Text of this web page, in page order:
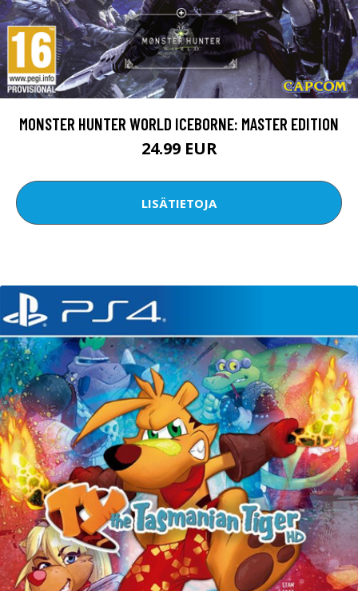
MONSTER HUNTER WORLD ICEBORNE: MASTER EDITION
24.99 EUR
LISÄTIETOJA